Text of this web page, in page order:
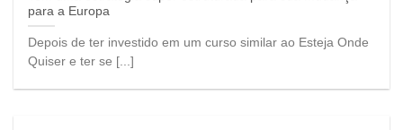
para a Europa
Depois de ter investido em um curso similar ao Esteja Onde
Quiser e ter se [...]